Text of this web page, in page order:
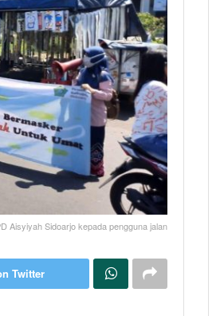
Aisyiyah Sidoarjo kepada pengguna jalan
Twitter